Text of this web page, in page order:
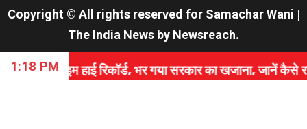
Copyright © All rights reserved for Samachar Wani |
The India News by Newsreach.
1:18 PM
रिकॉर्ड, भर गया सरकार का खजाना, जानें कैसे रचा इतिहास।